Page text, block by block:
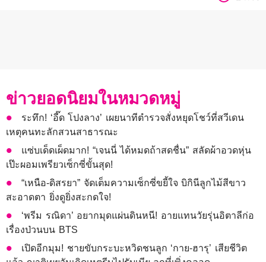
ข่าวยอดนิยมในหมวดหมู่
ระทึก! ‘อี๊ด โปงลาง’ เผยนาทีตำรวจสั่งหยุดโชว์ที่สวีเดน
เหตุคนทะลักสวนสาธารณะ
แซ่บเด็ดเผ็ดมาก! “เจนนี่ ได้หมดถ้าสดชื่น” สลัดผ้าอวดหุ่น
เป๊ะผอมเพรียวเซ็กซี่ขั้นสุด!
“เหนือ-ดิสรยา” จัดเต็มความเซ็กซี่ขยี้ใจ บิกินีลูกไม้สีขาว
สะอาดตา ยิ่งดูยิ่งสะกดใจ!
‘พรีม รณิดา’ อยากมุดแผ่นดินหนี! อายแทนวัยรุ่นอิตาลีก่อ
เรื่องป่วนบน BTS
เปิดอีกมุม! ชายขับกระบะหวิดชนลูก ‘กาย-ฮารุ’ เสียชีวิต